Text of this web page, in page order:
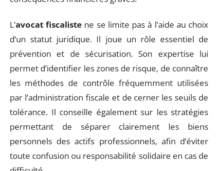
L’avocat fiscaliste ne se limite pas à l’aide au choix
d’un statut juridique. Il joue un rôle essentiel de
prévention et de sécurisation. Son expertise lui
permet d’identifier les zones de risque, de connaître
les méthodes de contrôle fréquemment utilisées
par l’administration fiscale et de cerner les seuils de
tolérance. Il conseille également sur les stratégies
permettant de séparer clairement les biens
personnels des actifs professionnels, afin d’éviter
toute confusion ou responsabilité solidaire en cas de